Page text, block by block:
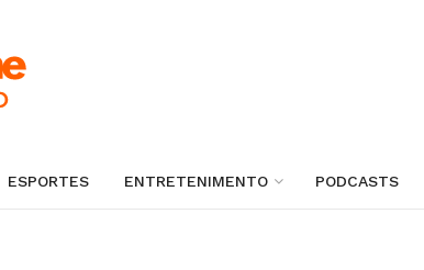
ESPORTES ENTRETENIMENTO PODCASTS